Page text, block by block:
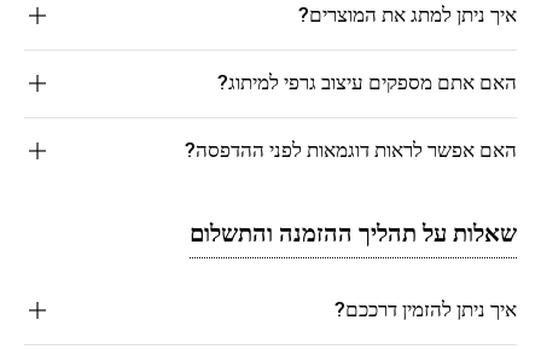
איך ניתן למתג את המוצרים?
האם אתם מספקים עיצוב גרפי למיתוג?
האם אפשר לראות דוגמאות לפני ההדפסה?
שאלות על תהליך ההזמנה והתשלום
איך ניתן להזמין דרככם?